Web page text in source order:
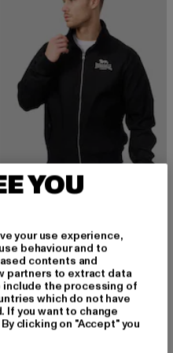
EUR
CLASSIC
80,99 EUR
Derzeitiger Preis: 80,99 EUR
89,99 EURAktionspreis:
YOU
your use experience,
behaviour and to
contents and
partners to extract data
include the processing of
which do not have
If you want to change
clicking on "Accept" you